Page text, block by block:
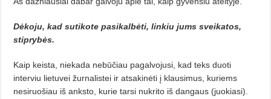
Dėkoju, kad sutikote pasikalbėti, linkiu jums sveikatos,
stiprybės.
Kaip keista, niekada nebūčiau pagalvojusi, kad teks duoti
interviu lietuvei žurnalistei ir atsakinėti į klausimus, kuriems
nesiruošiau iš anksto, kurie tarsi nukrito iš dangaus (juokiasi).